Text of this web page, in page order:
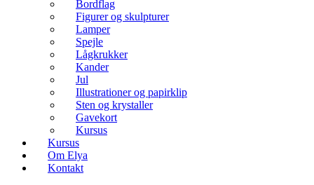
Bordflag
Figurer og skulpturer
Lamper
Spejle
Lågkrukker
Kander
Jul
Illustrationer og papirklip
Sten og krystaller
Gavekort
Kursus
Kursus
Om Elya
Kontakt